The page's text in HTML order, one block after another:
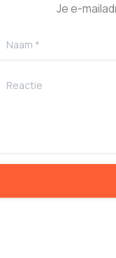
Je e-
Naam
Reactie